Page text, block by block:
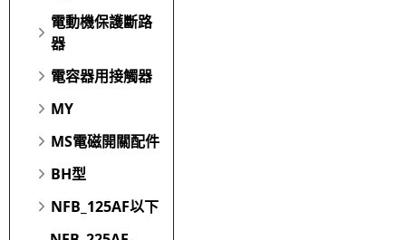
電動機保護斷路
器
電容器用接觸器
MY
MS電磁開關配件
BH型
NFB_125AF以下